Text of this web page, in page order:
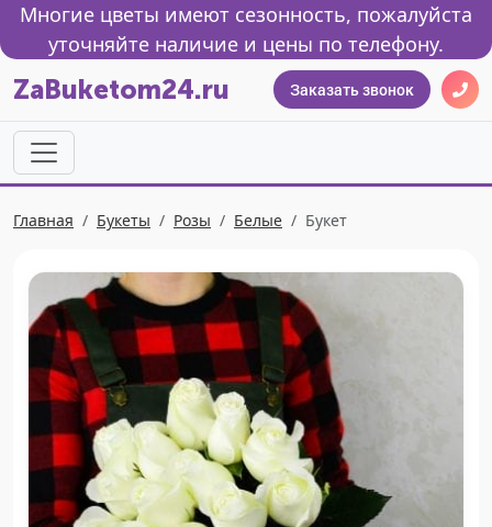
Многие цветы имеют сезонность, пожалуйста
уточняйте наличие и цены по телефону.
ZaBuketom24.ru Заказать звонок
Главная Букеты Розы Белые Букет